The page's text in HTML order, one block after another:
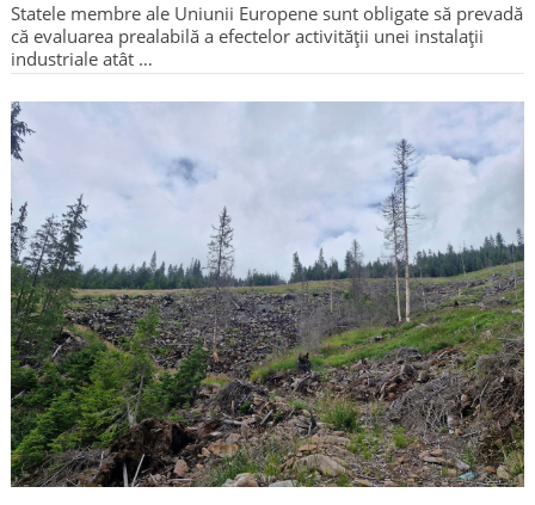
Statele membre ale Uniunii Europene sunt obligate să prevadă
că evaluarea prealabilă a efectelor activității unei instalații
industriale atât …